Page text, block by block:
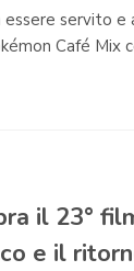
servito e
Café Mix
il 23°
e il